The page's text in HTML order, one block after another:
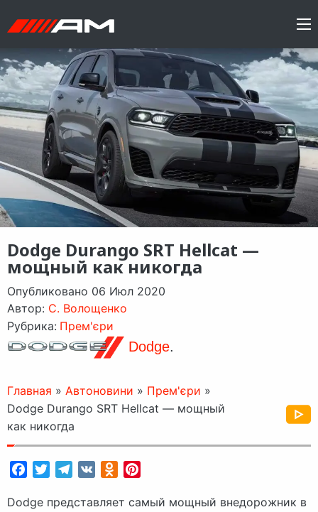
Dodge Durango SRT Hellcat —
мощный как никогда
Опубликовано 06 Июл 2020
Автор: C. Волощенко
Рубрика: Прем'єри
Dodge.
Главная » Автоновини » Прем'єри »
Dodge Durango SRT Hellcat — мощный
как никогда
FacebookTwitterTelegram
VK Odnoklassniki
Dodge представляет самый мощный внедорожник в